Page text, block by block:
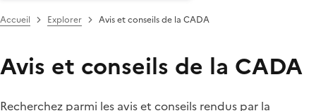
Accueil Explorer Avis et conseils de la CADA
Avis et conseils de la CADA
Recherchez parmi les avis et conseils rendus par la